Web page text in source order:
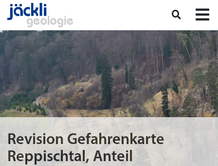
Revision Gefahrenkarte
Reppischtal, Anteil